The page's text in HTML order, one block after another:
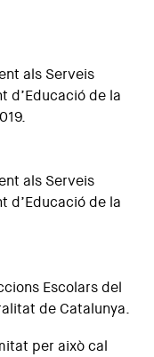
als Serveis
d’Educació de la
als Serveis
d’Educació de la
Escolars del
de Catalunya.
per això cal